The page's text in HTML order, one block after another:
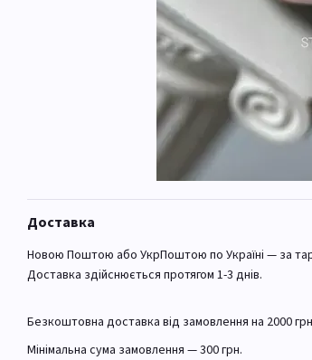
Доставка
Новою Поштою або УкрПоштою по Україні — за
Доставка здійснюється протягом 1-3 днів.
Безкоштовна доставка від замовлення на 2000
Мінімальна сума замовлення — 300 грн.